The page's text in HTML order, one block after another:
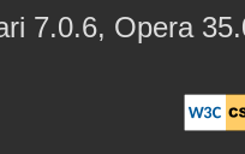
7.0.6, Opera